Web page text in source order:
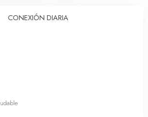
CONEXIÓN DIARIA